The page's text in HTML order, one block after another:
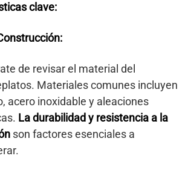
clave:
de revisar el material del
Materiales comunes incluyen
acero inoxidable y aleaciones
La durabilidad y resistencia a la
son factores esenciales a